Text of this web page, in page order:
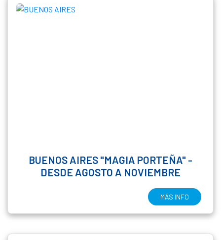
BUENOS AIRES "MAGIA PORTEÑA" -
DESDE AGOSTO A NOVIEMBRE
MÁS INFO